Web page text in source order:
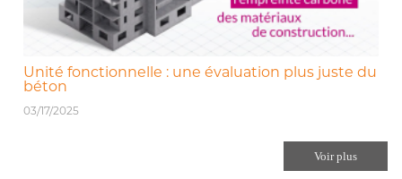
Unité fonctionnelle : une évaluation plus juste du
béton
03/17/2025
Voir plus